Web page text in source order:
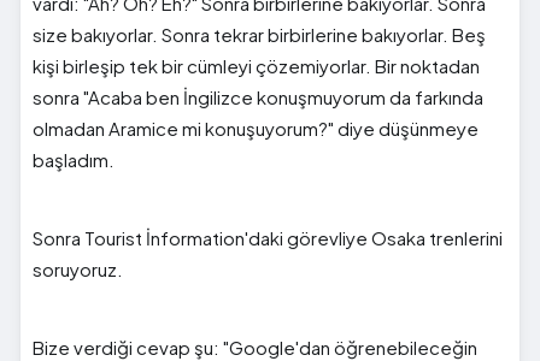
size bakıyorlar. Sonra tekrar birbirlerine bakıyorlar. Beş
kişi birleşip tek bir cümleyi çözemiyorlar. Bir noktadan
sonra "Acaba ben İngilizce konuşmuyorum da farkında
olmadan Aramice mi konuşuyorum?" diye düşünmeye
başladım.
Sonra Tourist İnformation'daki görevliye Osaka trenlerini
soruyoruz.
Bize verdiği cevap şu: "Google'dan öğrenebileceğin